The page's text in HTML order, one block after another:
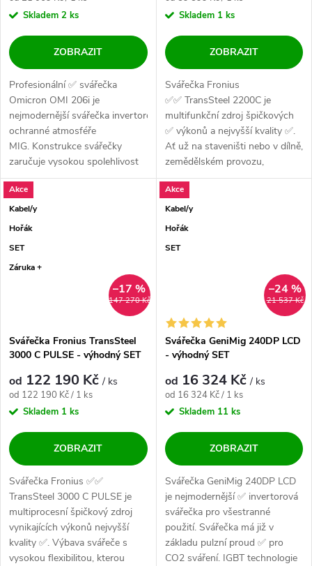
Skladem 2 ks
ZOBRAZIT
Profesionální ✅ svářečka
Omicron OMI 206i je
nejmodernější svářečka invertorového typu pro sváření v
ochranné atmosféře
MIG. Konstrukce svářečky
zaručuje vysokou spolehlivost
✅✅...
Skladem 1 ks
ZOBRAZIT
Svářečka Fronius
✅✅ TransSteel 2200C je
multifunkční zdroj špičkových
✅ výkonů a nejvyšší kvality ✅.
Ať už na staveništi nebo v dílně,
zemědělském provozu,
kovozpracujícím...
Akce
Kabel/y
Hořák
SET
Záruka +
147 270 Kč
–17 %
Svářečka Fronius TransSteel
3000 C PULSE - výhodný SET
od 122 190 Kč/ ks
Měrná cena:
od 122 190 Kč / 1 ks
Skladem 1 ks
ZOBRAZIT
Svářečka Fronius ✅✅
TransSteel 3000 C PULSE je
multiprocesní špičkový zdroj
vynikajících výkonů nejvyšší
kvality ✅. Výbava svářeče s
vysokou flexibilitou, kterou
Akce
Kabel/y
Hořák
SET
21 537 Kč
–24 %
Svářečka GeniMig 240DP LCD
- výhodný SET
od 16 324 Kč/ ks
Měrná cena:
od 16 324 Kč / 1 ks
Skladem 11 ks
ZOBRAZIT
Svářečka GeniMig 240DP LCD
je nejmodernější ✅ invertorová
svářečka pro všestranné
použití. Svářečka má již v
základu pulzní proud ✅ pro
CO2 sváření. IGBT technologie